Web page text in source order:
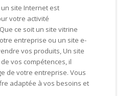
site Internet est
votre activité
Que ce soit un site vitrine
entreprise ou un site e-
vos produits, Un site
vos compétences, il
de votre entreprise. Vous
adaptée à vos besoins et